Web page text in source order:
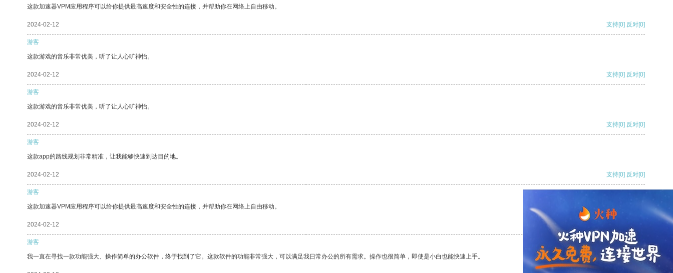
这款加速器VPM应用程序可以给你提供最高速度和安全性的连接，并帮助你在网络上自由移动。
2024-02-12 支持[0] 反对[0]
游客
这款游戏的音乐非常优美，听了让人心旷神怡。
2024-02-12 支持[0] 反对[0]
游客
这款游戏的音乐非常优美，听了让人心旷神怡。
2024-02-12 支持[0] 反对[0]
游客
这款app的路线规划非常精准，让我能够快速到达目的地。
2024-02-12 支持[0] 反对[0]
游客
这款加速器VPM应用程序可以给你提供最高速度和安全性的连接，并帮助你在网络上自由移动。
2024-02-12
游客
我一直在寻找一款功能强大、操作简单的办公软件，终于找到了它。这款软件的功能非常强大，可以满足我日常办公的所有需求。操作也很简单，即使是小白也能快速上手。